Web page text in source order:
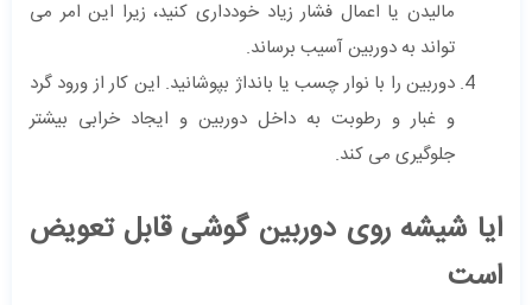
مالیدن یا اعمال فشار زیاد خودداری کنید، زیرا این امر می
تواند به دوربین آسیب برساند.
دوربین را با نوار چسب یا بانداژ بپوشانید. این کار از ورود گرد
و غبار و رطوبت به داخل دوربین و ایجاد خرابی بیشتر
جلوگیری می کند.
ایا شیشه روی دوربین گوشی قابل تعویض
است